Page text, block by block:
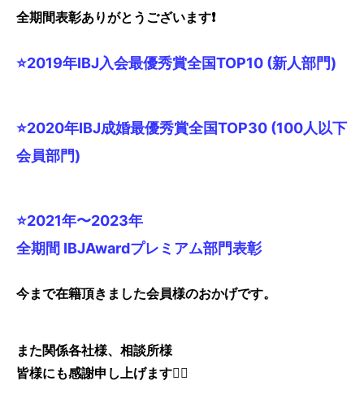
全期間表彰ありがとうございます❗️
⭐️2019年IBJ入会最優秀賞全国TOP10 (新人部門)
⭐️2020年IBJ成婚最優秀賞全国TOP30 (100人以下
会員部門)
⭐️2021年〜2023年
全期間 IBJAwardプレミアム部門表彰
今まで在籍頂きました会員様のおかげです。
また関係各社様、相談所様
皆様にも感謝申し上げます🙇‍♀️